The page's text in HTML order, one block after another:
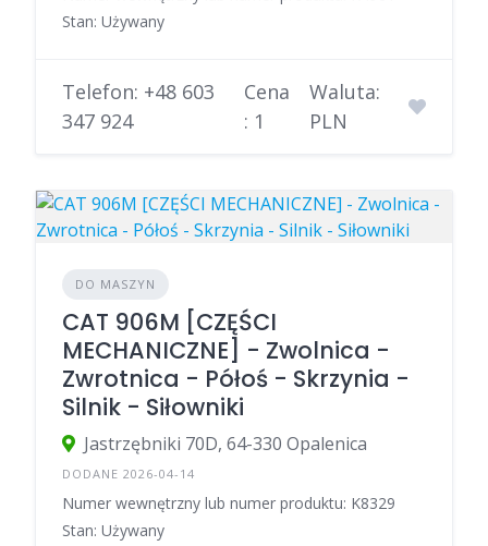
Stan: Używany
Telefon: +48 603
347 924
Cena
: 1
Waluta:
PLN
DO MASZYN
CAT 906M [CZĘŚCI
MECHANICZNE] - Zwolnica -
Zwrotnica - Półoś - Skrzynia -
Silnik - Siłowniki
Jastrzębniki 70D, 64-330 Opalenica
DODANE 2026-04-14
Numer wewnętrzny lub numer produktu: K8329
Stan: Używany